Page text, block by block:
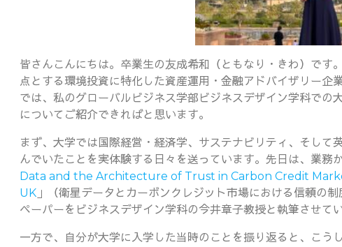
皆さんこんにちは。卒業生の友成希和（ともなり・きわ）で
点とする環境投資に特化した資産運用・金融アドバイザリー
では、私のグローバルビジネス学部ビジネスデザイン学科で
についてご紹介できればと思います。
まず、大学では国際経営・経済学、サステナビリティ、そし
んでいたことを実体験する日々を送っています。先日は、業務
Data and the Architecture of Trust in Carbon Credit
UK 」（衛星データとカーボンクレジット市場における信頼
ペーパーをビジネスデザイン学科の今井章子教授と執筆させて
一方で、自分が大学に入学した当時のことを振り返ると、こう